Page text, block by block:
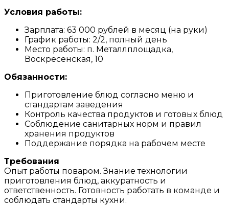
Условия работы:
Зарплата: 63 000 рублей в месяц (на руки)
График работы: 2/2, полный день
Место работы: п. Металлплощадка, ​
Воскресенская, 10
Обязанности:
Приготовление блюд согласно меню и
стандартам заведения
Контроль качества продуктов и готовых блюд
Соблюдение санитарных норм и правил
хранения продуктов
Поддержание порядка на рабочем месте
Требования
Опыт работы поваром. Знание технологии
приготовления блюд, аккуратность и
ответственность. Готовность работать в команде и
соблюдать стандарты кухни.